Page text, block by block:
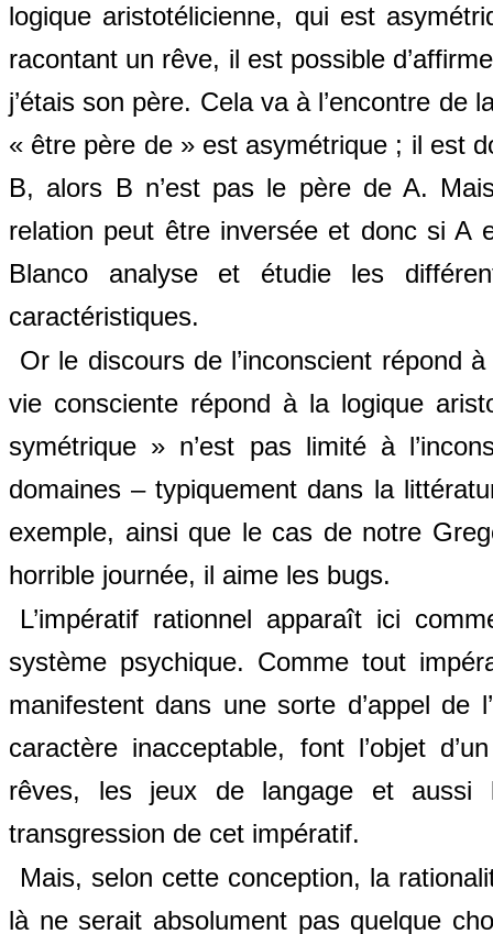
logique aristotélicienne, qui est
racontant un rêve, il est possible
j’étais son père. Cela va à l’encontre de
« être père de » est asymétrique ; il est
B, alors B n’est pas le père de A.
relation peut être inversée et donc si
Blanco analyse et étudie les
caractéristiques.
Or le discours de l’inconscient répond
vie consciente répond à la logique
symétrique » n’est pas limité à
domaines – typiquement dans la
exemple, ainsi que le cas de notre
horrible journée, il aime les bugs.
L’impératif rationnel apparaît ici
système psychique. Comme tout
manifestent dans une sorte d’appel de
caractère inacceptable, font l’objet
rêves, les jeux de langage et aussi
transgression de cet impératif.
Mais, selon cette conception, la
là ne serait absolument pas quelque